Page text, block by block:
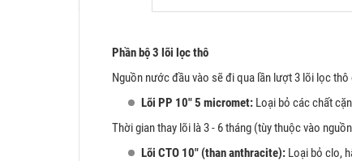
Phần bộ 3 lõi lọc thô
Nguồn nước đầu vào sẽ đi qua lần lượt 3 lõi lọc
Lõi PP 10" 5 micromet: Loại bỏ các chất
Thời gian thay lõi là 3 - 6 tháng (tùy thuộc vào
Lõi CTO 10" (than anthracite): Loại bỏ clo,